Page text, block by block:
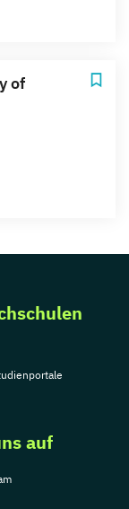
of
auf